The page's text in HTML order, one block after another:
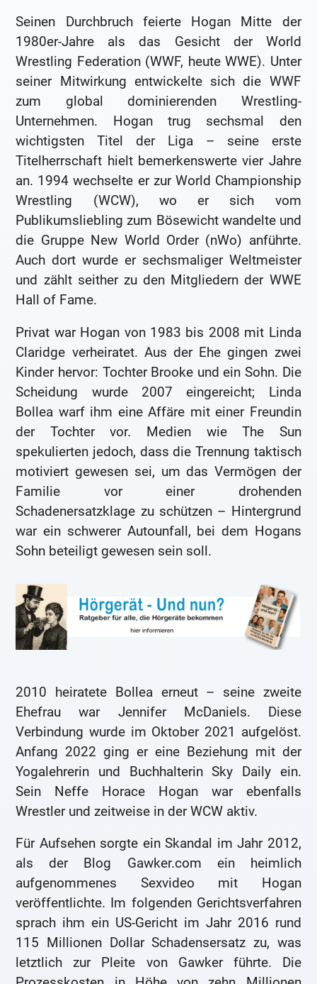
Seinen Durchbruch feierte Hogan Mitte der
1980er-Jahre als das Gesicht der World
Wrestling Federation (WWF, heute WWE). Unter
seiner Mitwirkung entwickelte sich die WWF
zum global dominierenden Wrestling-
Unternehmen. Hogan trug sechsmal den
wichtigsten Titel der Liga – seine erste
Titelherrschaft hielt bemerkenswerte vier Jahre
an. 1994 wechselte er zur World Championship
Wrestling (WCW), wo er sich vom
Publikumsliebling zum Bösewicht wandelte und
die Gruppe New World Order (nWo) anführte.
Auch dort wurde er sechsmaliger Weltmeister
und zählt seither zu den Mitgliedern der WWE
Hall of Fame.
Privat war Hogan von 1983 bis 2008 mit Linda
Claridge verheiratet. Aus der Ehe gingen zwei
Kinder hervor: Tochter Brooke und ein Sohn. Die
Scheidung wurde 2007 eingereicht; Linda
Bollea warf ihm eine Affäre mit einer Freundin
der Tochter vor. Medien wie The Sun
spekulierten jedoch, dass die Trennung taktisch
motiviert gewesen sei, um das Vermögen der
Familie vor einer drohenden
Schadenersatzklage zu schützen – Hintergrund
war ein schwerer Autounfall, bei dem Hogans
Sohn beteiligt gewesen sein soll.
2010 heiratete Bollea erneut – seine zweite
Ehefrau war Jennifer McDaniels. Diese
Verbindung wurde im Oktober 2021 aufgelöst.
Anfang 2022 ging er eine Beziehung mit der
Yogalehrerin und Buchhalterin Sky Daily ein.
Sein Neffe Horace Hogan war ebenfalls
Wrestler und zeitweise in der WCW aktiv.
Für Aufsehen sorgte ein Skandal im Jahr 2012,
als der Blog Gawker.com ein heimlich
aufgenommenes Sexvideo mit Hogan
veröffentlichte. Im folgenden Gerichtsverfahren
sprach ihm ein US-Gericht im Jahr 2016 rund
115 Millionen Dollar Schadensersatz zu, was
letztlich zur Pleite von Gawker führte. Die